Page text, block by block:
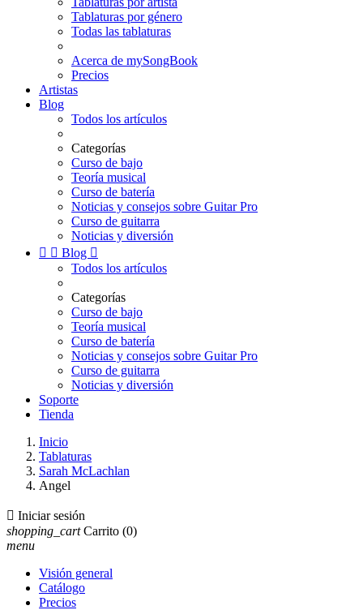
Tablaturas por género
Todas las tablaturas
Acerca de mySongBook
Precios
Artistas
Blog
Todos los artículos
Categorías
Curso de bajo
Teoría musical
Curso de batería
Noticias y consejos sobre Guitar Pro
Curso de guitarra
Noticias y diversión
  Blog 
Todos los artículos
Categorías
Curso de bajo
Teoría musical
Curso de batería
Noticias y consejos sobre Guitar Pro
Curso de guitarra
Noticias y diversión
Soporte
Tienda
Inicio
Tablaturas
Sarah McLachlan
Angel
 Iniciar sesión
shopping_cart Carrito (0)
menu
Visión general
Catálogo
Precios